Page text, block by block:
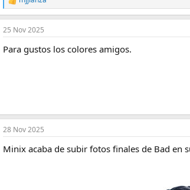
R
e
a
c
i
25 Nov 2025
Para gustos los colores amigos.
28 Nov 2025
Minix acaba de subir fotos finales de Bad en